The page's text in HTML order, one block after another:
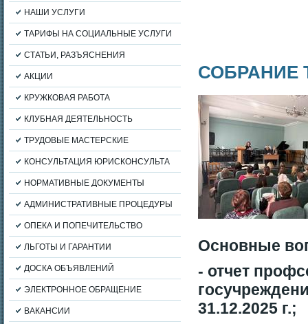
НАШИ УСЛУГИ
ТАРИФЫ НА СОЦИАЛЬНЫЕ УСЛУГИ
СТАТЬИ, РАЗЪЯСНЕНИЯ
АКЦИИ
КРУЖКОВАЯ РАБОТА
КЛУБНАЯ ДЕЯТЕЛЬНОСТЬ
ТРУДОВЫЕ МАСТЕРСКИЕ
КОНСУЛЬТАЦИЯ ЮРИСКОНСУЛЬТА
НОРМАТИВНЫЕ ДОКУМЕНТЫ
АДМИНИСТРАТИВНЫЕ ПРОЦЕДУРЫ
ОПЕКА И ПОПЕЧИТЕЛЬСТВО
ЛЬГОТЫ И ГАРАНТИИ
ДОСКА ОБЪЯВЛЕНИЙ
ЭЛЕКТРОННОЕ ОБРАЩЕНИЕ
ВАКАНСИИ
СОБРАНИЕ
Основные
- отчет
31.12.2025 г.;